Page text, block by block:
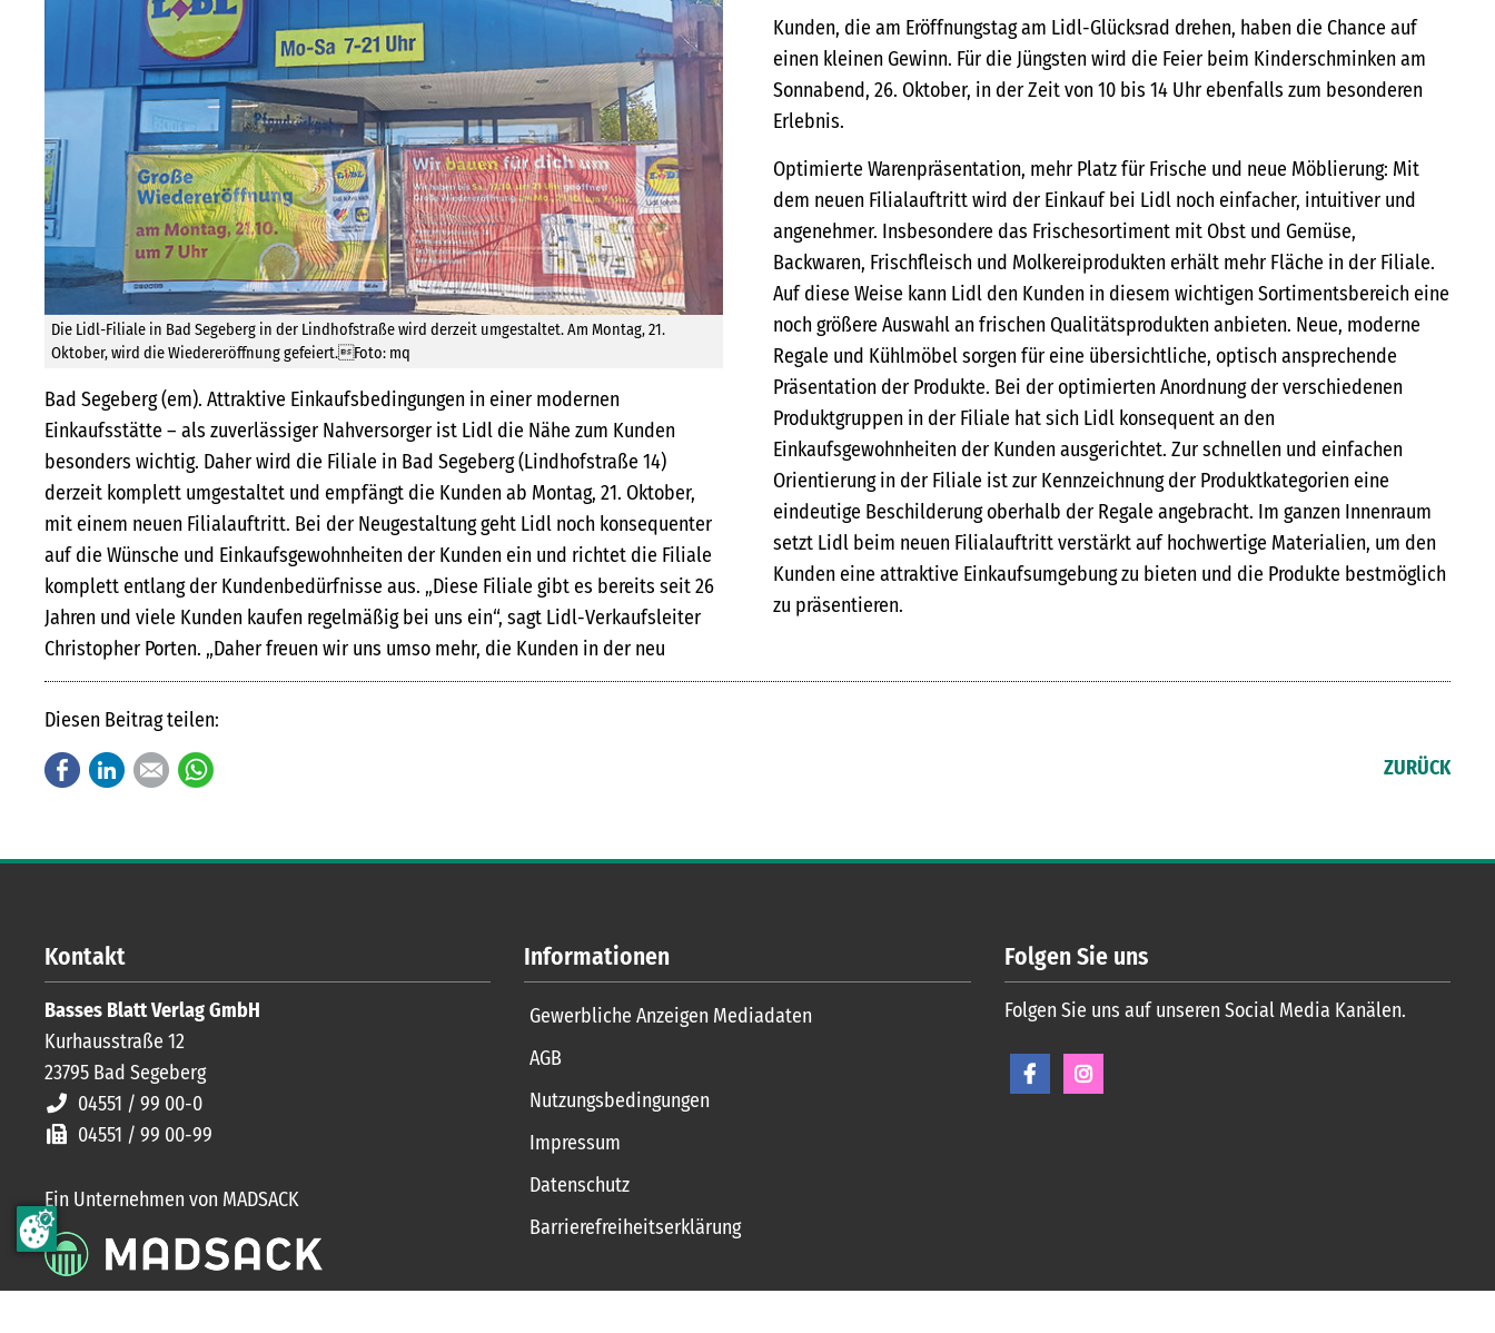
Die Lidl-Filiale in Bad Segeberg in der Lindhofstraße wird derzeit umgestaltet. Am Montag, 21.
Oktober, wird die Wiedereröffnung gefeiert.Foto: mq
Bad Segeberg (em). Attraktive Einkaufsbedingungen in einer modernen
Einkaufsstätte – als zuverlässiger Nahversorger ist Lidl die Nähe zum Kunden
besonders wichtig. Daher wird die Filiale in Bad Segeberg (Lindhofstraße 14)
derzeit komplett umgestaltet und empfängt die Kunden ab Montag, 21. Oktober,
mit einem neuen Filialauftritt. Bei der Neugestaltung geht Lidl noch konsequenter
auf die Wünsche und Einkaufsgewohnheiten der Kunden ein und richtet die Filiale
komplett entlang der Kundenbedürfnisse aus. „Diese Filiale gibt es bereits seit 26
Jahren und viele Kunden kaufen regelmäßig bei uns ein“, sagt Lidl-Verkaufsleiter
Christopher Porten. „Daher freuen wir uns umso mehr, die Kunden in der neu
Kunden, die am Eröffnungstag am Lidl-Glücksrad drehen, haben die Chance auf
einen kleinen Gewinn. Für die Jüngsten wird die Feier beim Kinderschminken am
Sonnabend, 26. Oktober, in der Zeit von 10 bis 14 Uhr ebenfalls zum besonderen
Erlebnis.
Optimierte Warenpräsentation, mehr Platz für Frische und neue Möblierung: Mit
dem neuen Filialauftritt wird der Einkauf bei Lidl noch einfacher, intuitiver und
angenehmer. Insbesondere das Frischesortiment mit Obst und Gemüse,
Backwaren, Frischfleisch und Molkereiprodukten erhält mehr Fläche in der Filiale.
Auf diese Weise kann Lidl den Kunden in diesem wichtigen Sortimentsbereich eine
noch größere Auswahl an frischen Qualitätsprodukten anbieten. Neue, moderne
Regale und Kühlmöbel sorgen für eine übersichtliche, optisch ansprechende
Präsentation der Produkte. Bei der optimierten Anordnung der verschiedenen
Produktgruppen in der Filiale hat sich Lidl konsequent an den
Einkaufsgewohnheiten der Kunden ausgerichtet. Zur schnellen und einfachen
Orientierung in der Filiale ist zur Kennzeichnung der Produktkategorien eine
eindeutige Beschilderung oberhalb der Regale angebracht. Im ganzen Innenraum
setzt Lidl beim neuen Filialauftritt verstärkt auf hochwertige Materialien, um den
Kunden eine attraktive Einkaufsumgebung zu bieten und die Produkte bestmöglich
zu präsentieren.
Diesen Beitrag teilen:
FacebookLinkedInE-mail ZURÜCK
Kontakt
Basses Blatt Verlag GmbH
Kurhausstraße 12
23795 Bad Segeberg
04551 / 99 00-0
04551 / 99 00-99
Ein Unternehmen von MADSACK
Informationen
Gewerbliche Anzeigen Mediadaten
AGB
Nutzungsbedingungen
Impressum
Datenschutz
Barrierefreiheitserklärung
Folgen Sie uns
Folgen Sie uns auf unseren Social Media Kanälen.